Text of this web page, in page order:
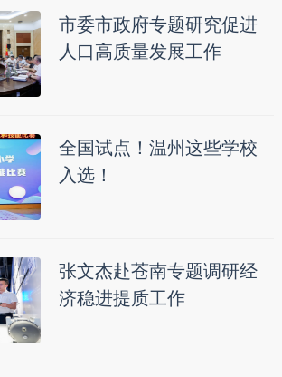
市委市政府专题研究促进
人口高质量发展工作
全国试点！温州这些学校
入选！
张文杰赴苍南专题调研经
济稳进提质工作